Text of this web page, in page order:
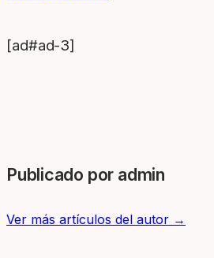
[ad#ad-3]
Publicado por admin
Ver más artículos del autor →